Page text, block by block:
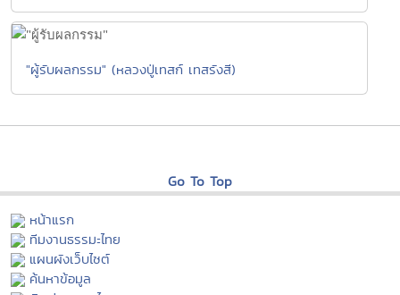
"ผู้รับผลกรรม" (หลวงปู่เทสก์ เทสรังสี)
Go To Top
หน้าแรก
ทีมงานธรรมะไทย
แผนผังเว็บไซต์
ค้นหาข้อมูล